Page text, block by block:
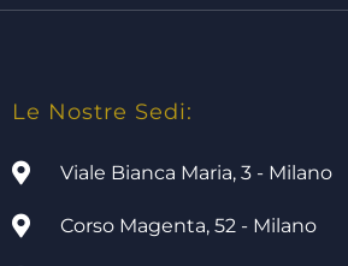
Le Nostre Sedi:
Viale Bianca Maria, 3 - Milano
Corso Magenta, 52 - Milano